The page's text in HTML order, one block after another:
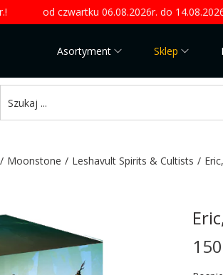
od czwartku 06.08.2026r. do
Asortyment Sklep
/ Moonstone / Leshavult Spirits & Cultists /